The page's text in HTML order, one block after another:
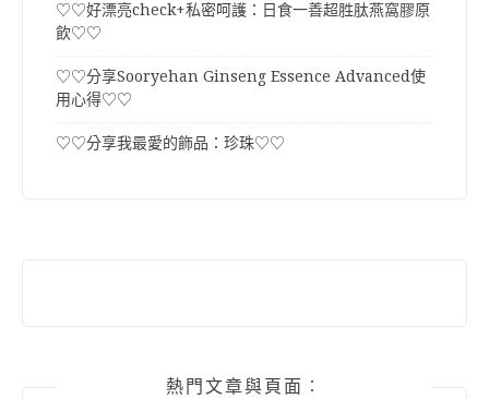
♡♡好漂亮check+私密呵護：日食一善超胜肽燕窩膠原
飲♡♡
♡♡分享Sooryehan Ginseng Essence Advanced使
用心得♡♡
♡♡分享我最愛的飾品：珍珠♡♡
熱門文章與頁面︰